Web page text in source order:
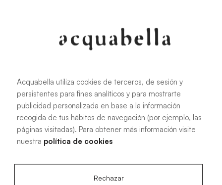
PDF
Manuel d'installation des receveurs
de douche Akron®
4.15 MB|PDF
Acquabella utiliza cookies de terceros, de sesión y
persistentes para fines analíticos y para mostrarte
publicidad personalizada en base a la información
recogida de tus hábitos de navegación (por ejemplo, las
páginas visitadas). Para obtener más información visite
nuestra política de cookies
Rechazar